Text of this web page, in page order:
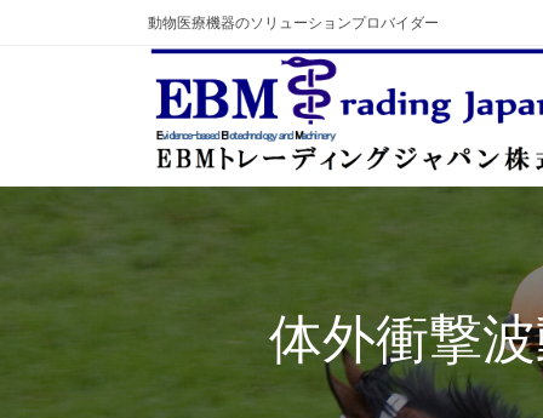
プ
動物医療機器のソリューションプロバイダー
体外衝撃